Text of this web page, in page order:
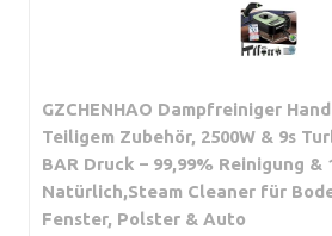
GZCHENHAO Dampfreiniger
Teiligem Zubehör, 2500W & 9s
BAR Druck – 99,99% Reinigung &
Natürlich,Steam Cleaner für
Fenster, Polster & Auto